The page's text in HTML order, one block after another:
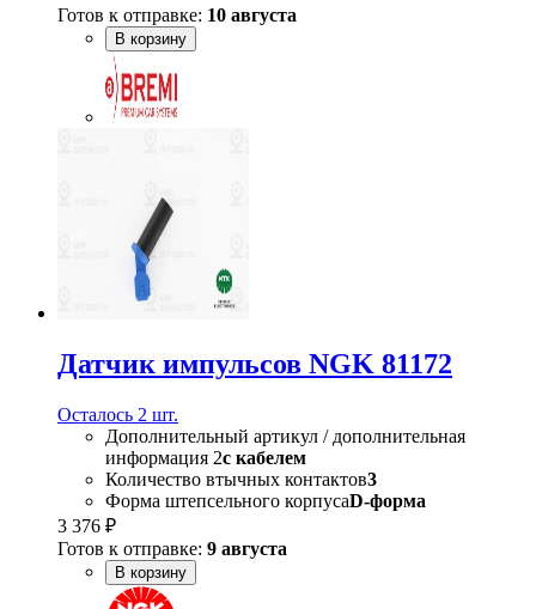
Готов к отправке: 10 августа
В корзину
Датчик импульсов NGK 81172
Осталось 2 шт.
Дополнительный артикул / дополнительная
информация 2с кабелем
Количество втычных контактов3
Форма штепсельного корпусаD-форма
3 376 ₽
Готов к отправке: 9 августа
В корзину